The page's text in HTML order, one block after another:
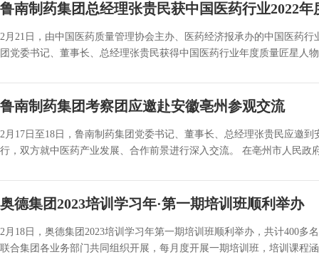
鲁南制药集团总经理张贵民获中国医药行业2022年
2月21日，由中国医药质量管理协会主办、医药经济报承办的中国医药
团党委书记、董事长、总经理张贵民获得中国医药行业年度质量匠星人
鲁南制药集团考察团应邀赴安徽亳州参观交流
2月17日至18日，鲁南制药集团党委书记、董事长、总经理张贵民应邀
行，双方就中医药产业发展、合作前景进行深入交流。 在亳州市人民政
奥德集团2023培训学习年·第一期培训班顺利举办
2月18日，奥德集团2023培训学习年第一期培训班顺利举办，共计400
联合集团各业务部门共同组织开展，每月度开展一期培训班，培训课程